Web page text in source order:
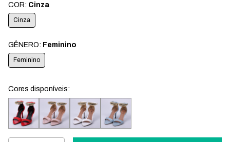
COR: Cinza
Cinza
GÊNERO: Feminino
Feminino
Cores disponíveis: